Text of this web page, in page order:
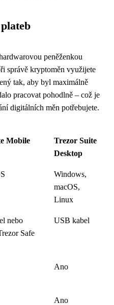
peněženkou
správě kryptoměn využijete
tak, aby byl maximálně
pracovat pohodlně – což je
digitálních měn potřebujete.
Mobile
Trezor Suite
Desktop
Windows,
macOS,
Linux
nebo
Safe
USB kabel
Ano
Ano